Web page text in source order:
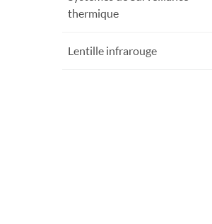
thermique
Lentille infrarouge